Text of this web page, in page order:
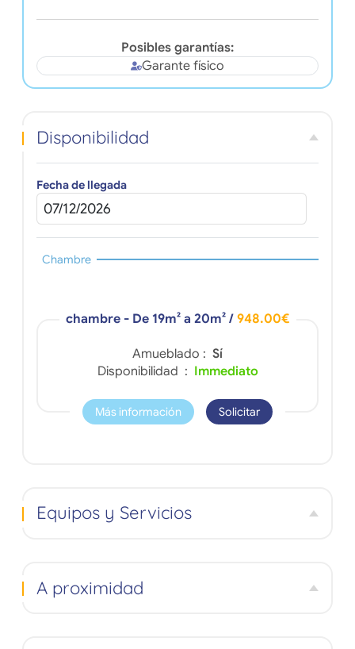
Posibles garantías:
Garante físico
Disponibilidad
Fecha de llegada
Chambre
chambre - De 19m² a 20m² / 948.00€
Amueblado : Sí
Disponibilidad : Immediato
Más información Solicitar
Equipos y Servicios
A proximidad